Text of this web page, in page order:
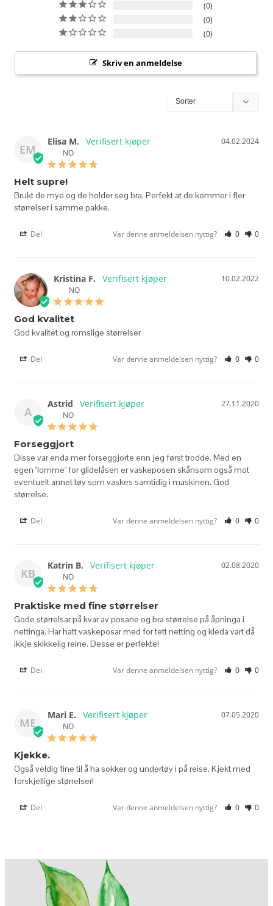
0
0
0
Skriv en anmeldelse
EM
04.02.2024
Elisa M.
NO
Helt supre!
Brukt de mye og de holder seg bra. Perfekt at de kommer i fler
størrelser i samme pakke.
Del Var denne anmeldelsen nyttig? 0 0
10.02.2022
Kristina F.
NO
God kvalitet
God kvalitet og romslige størrelser
Del Var denne anmeldelsen nyttig? 0 0
A
27.11.2020
Astrid
NO
Forseggjort
Disse var enda mer forseggjorte enn jeg først trodde. Med en
egen "lomme" for glidelåsen er vaskeposen skånsom også mot
eventuelt annet tøy som vaskes samtidig i maskinen. God
størrelse.
Del Var denne anmeldelsen nyttig? 0 0
KB
02.08.2020
Katrin B.
NO
Praktiske med fine størrelser
Gode størrelsar på kvar av posane og bra størrelse på åpninga i
nettinga. Har hatt vaskeposar med for tett netting og kleda vart då
Del Var denne anmeldelsen nyttig? 0 0
ME
07.05.2020
Mari E.
NO
Kjekke.
Også veldig fine til å ha sokker og undertøy i på reise. Kjekt med
Del Var denne anmeldelsen nyttig? 0 0